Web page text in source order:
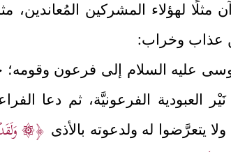
مثلًا لهؤلاء المشركين
عذاب وخراب:
عليه السلام إلى فرعون وقومه؛
العبودية الفرعونيَّة، ثم دعا
يتعرَّضوا له ولدعوته بالأذى ﴿۞ وَلَقَدۡ